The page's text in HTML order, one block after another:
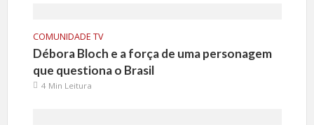
COMUNIDADE TV
Débora Bloch e a força de uma personagem
que questiona o Brasil
4 Min Leitura